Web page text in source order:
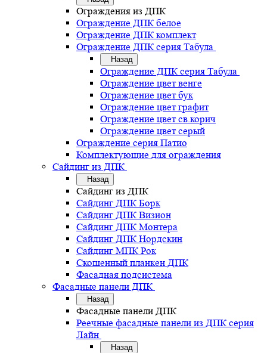
Ограждения из ДПК
Ограждение ДПК белое
Ограждение ДПК комплект
Ограждение ДПК серия Табула
Назад
Ограждение ДПК серия Табула
Ограждение цвет венге
Ограждение цвет бук
Ограждение цвет графит
Ограждение цвет св.корич
Ограждение цвет серый
Ограждение серия Патио
Комплектующие для ограждения
Сайдинг из ДПК
Назад
Сайдинг из ДПК
Сайдинг ДПК Борк
Сайдинг ДПК Визион
Сайдинг ДПК Монтера
Сайдинг ДПК Нордскин
Сайдинг МПК Рок
Скошенный планкен ДПК
Фасадная подсистема
Фасадные панели ДПК
Назад
Фасадные панели ДПК
Реечные фасадные панели из ДПК серия
Лайн
Назад